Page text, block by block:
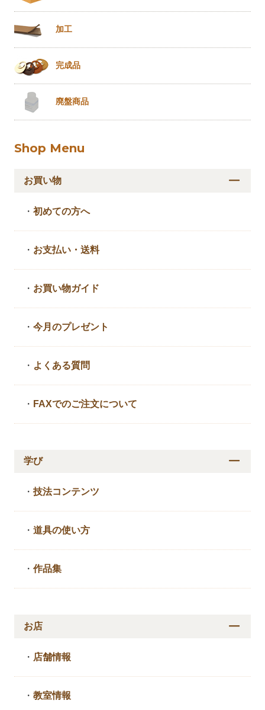
加工
完成品
廃盤商品
Shop Menu
お買い物
・初めての方へ
・ お支払い・送料
・ お買い物ガイド
・今月のプレゼント
・ よくある質問
・ FAXでのご注文について
学び
・技法コンテンツ
・道具の使い方
・作品集
お店
・ 店舗情報
・教室情報